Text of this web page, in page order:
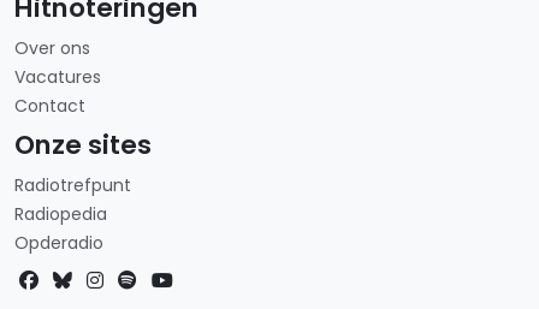
Hitnoteringen
Over ons
Vacatures
Contact
Onze sites
Radiotrefpunt
Radiopedia
Opderadio